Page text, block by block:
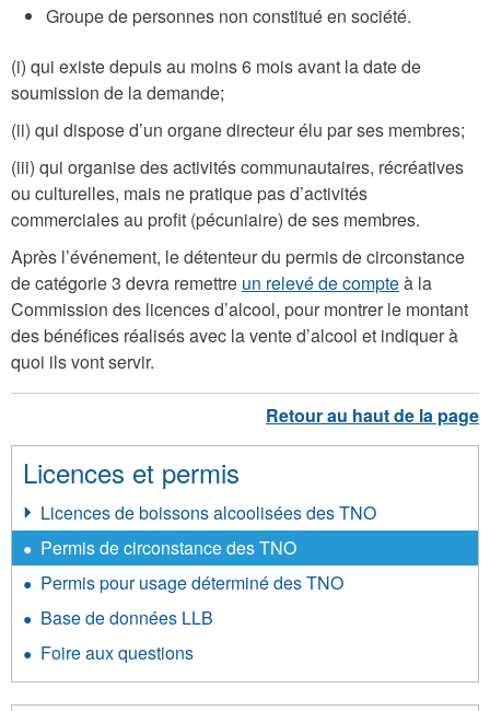
Groupe de personnes non constitué en société.
(i) qui existe depuis au moins 6 mois avant la date de
soumission de la demande;
(ii) qui dispose d’un organe directeur élu par ses membres;
(iii) qui organise des activités communautaires, récréatives
ou culturelles, mais ne pratique pas d’activités
commerciales au profit (pécuniaire) de ses membres.
Après l’événement, le détenteur du permis de circonstance
de catégorie 3 devra remettre un relevé de compteà la
Commission des licences d’alcool, pour montrer le montant
des bénéfices réalisés avec la vente d’alcool et indiquer à
quoi ils vont servir.
Licences et permis
Licences de boissons alcoolisées des TNO
Permis de circonstance des TNO
Permis pour usage déterminé des TNO
Base de données LLB
Foire aux questions